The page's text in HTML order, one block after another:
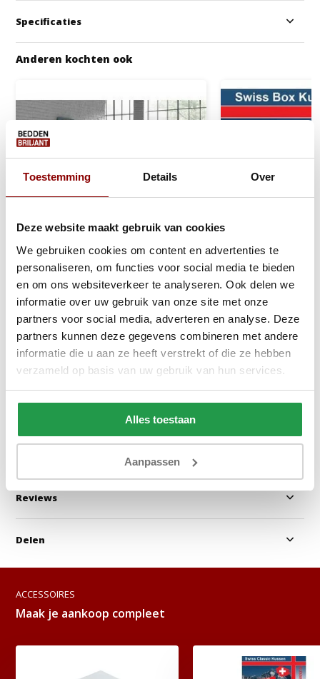
Toestemming Details Over
Deze website maakt gebruik van cookies
We gebruiken cookies om content en advertenties te
personaliseren, om functies voor social media te bieden
en om ons websiteverkeer te analyseren. Ook delen we
informatie over uw gebruik van onze site met onze
partners voor social media, adverteren en analyse. Deze
partners kunnen deze gegevens combineren met andere
informatie die u aan ze heeft verstrekt of die ze hebben
verzameld op basis van uw gebruik van hun services.
Alles toestaan
Aanpassen
Specificaties
Anderen kochten ook
Molton Hoeslaken Wit | Matras
18,95
Swiss Boxkussen
69,90 14,95
Reviews
Delen
ACCESSOIRES
Maak je aankoop compleet